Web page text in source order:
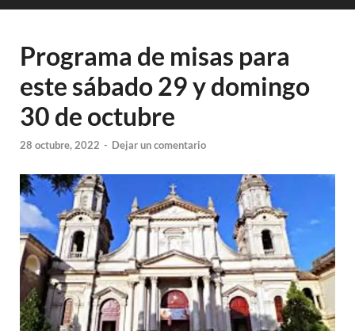
Programa de misas para
este sábado 29 y domingo
30 de octubre
28 octubre, 2022 - Dejar un comentario